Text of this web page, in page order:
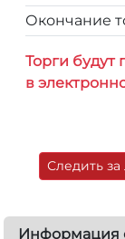
Окончание
Торги будут
в
Следить за
Информация